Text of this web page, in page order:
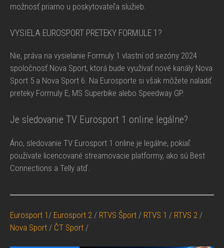
možnosť priamo u poskytovateľa služieb.
VYSIELA EUROSPORT PRETEKY FORMULE 1?
Nie, práva na vysielanie Formuly 1 vlastní od sezóny 2024
spoločnosť Nova Sport, ktorá bude využívať nové kanály Nova
Sport 5 a Nova Sport 6. Na Eurosporte si však môžete naladiť
preteky Formuly E, MS Superbike alebo Speedway GP.
Je sledovanie TV Eurosport 1 online legálne?
Áno, sledovanie TV Eurosport 1 online je legálne, pokiaľ
používate licencované streamovacie platformy, ako sú Best
Connections a Telly atď.
Eurosport 1 / Eurosport 2 / RTVS Šport / RTVS 1 / RTVS 2 /
Nova Sport / ČT Sport /